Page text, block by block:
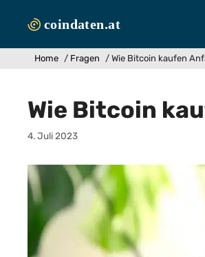
Inhalt
Home / Fragen / Wie Bitcoin kaufen
Wie Bitcoin
4. Juli 2023